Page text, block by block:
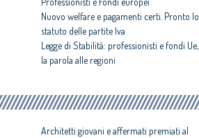
Nuovo welfare e pagamenti certi. Pronto lo
statuto delle partite Iva
Legge di Stabilità: professionisti e fondi Ue,
la parola alle regioni
Architetti giovani e affermati premiati al